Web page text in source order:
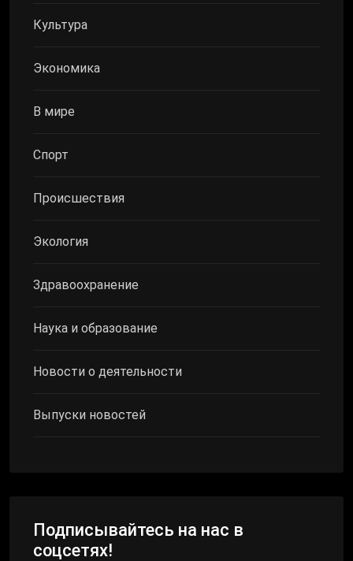
Культура
Экономика
В мире
Спорт
Происшествия
Экология
Здравоохранение
Наука и образование
Новости о деятельности
Выпуски новостей
Подписывайтесь на нас в
соцсетях!